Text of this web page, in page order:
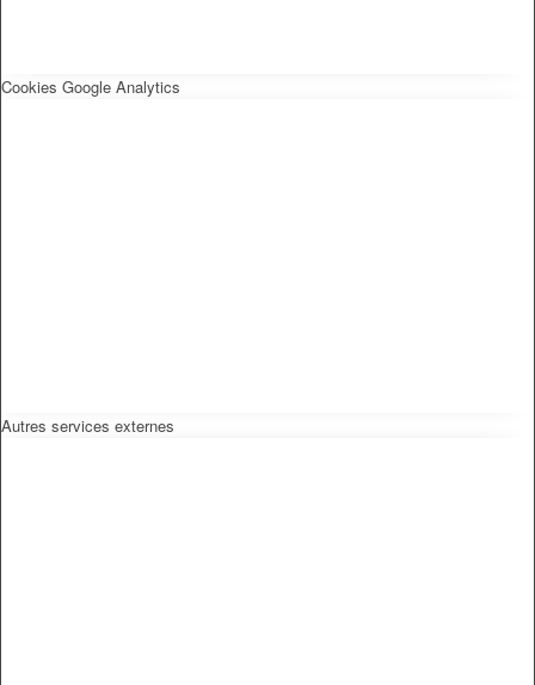
Cookies Google Analytics
Autres services externes